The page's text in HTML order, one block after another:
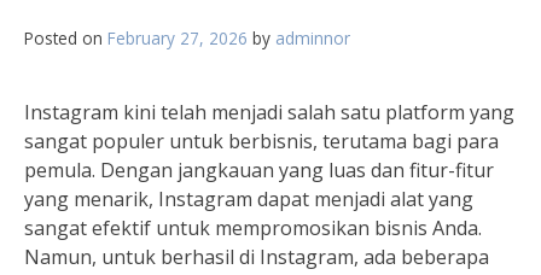
Posted on February 27, 2026 by adminnor
Instagram kini telah menjadi salah satu platform yang
sangat populer untuk berbisnis, terutama bagi para
pemula. Dengan jangkauan yang luas dan fitur-fitur
yang menarik, Instagram dapat menjadi alat yang
sangat efektif untuk mempromosikan bisnis Anda.
Namun, untuk berhasil di Instagram, ada beberapa